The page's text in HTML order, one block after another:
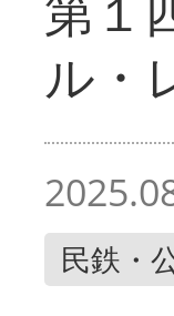
ル・
民鉄・